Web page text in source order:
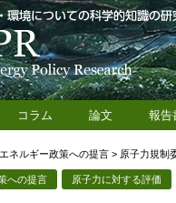
コラム 論文 報告
エネルギー政策への提言 > 原子力規制
への提言 原子力に対する評価